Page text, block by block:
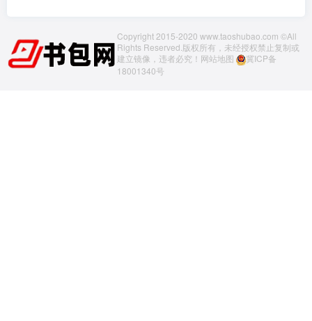
Copyright 2015-2020 www.taoshubao.com ©All
Rights Reserved.版权所有，未经授权禁止复制或
建立镜像，违者必究！ 网站地图
冀ICP备
18001340号